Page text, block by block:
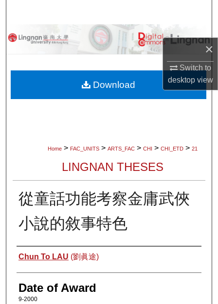
×
Switch to
desktopview
Browse Collections
About
Home > FAC_UNITS > ARTS_FAC > CHI > CHI_ETD > 21
LINGNAN THESES
從童話功能考察金庸武俠
小說的敘事特色
Author
Chun To LAU (劉眞途)
Date of Award
9-2000
Download